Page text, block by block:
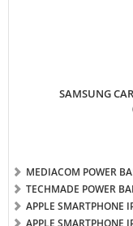
SAMSUNG
MEDIACOM POWER
TECHMADE POWER